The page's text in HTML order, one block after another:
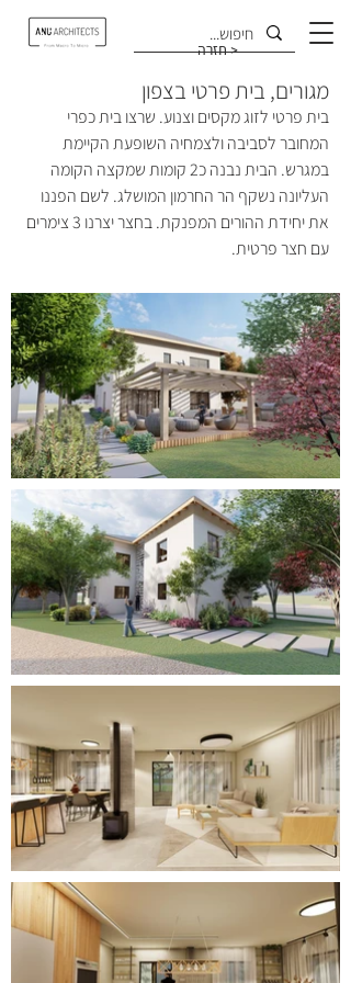
חזרה >
מגורים, בית פרטי בצפון
בית פרטי לזוג מקסים וצנוע. שרצו בית כפרי
המחובר לסביבה ולצמחיה השופעת הקיימת
במגרש. הבית נבנה כ2 קומות שמקצה הקומה
העליונה נשקף הר החרמון המושלג. לשם הפננו
את יחידת ההורים המפנקת. בחצר יצרנו 3 צימרים
עם חצר פרטית.